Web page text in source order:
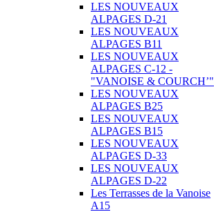
LES NOUVEAUX
ALPAGES D-21
LES NOUVEAUX
ALPAGES B11
LES NOUVEAUX
ALPAGES C-12 -
"VANOISE & COURCH’"
LES NOUVEAUX
ALPAGES B25
LES NOUVEAUX
ALPAGES B15
LES NOUVEAUX
ALPAGES D-33
LES NOUVEAUX
ALPAGES D-22
Les Terrasses de la Vanoise
A15